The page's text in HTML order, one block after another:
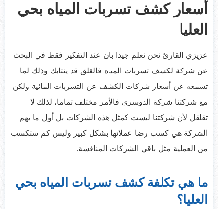
أسعار كشف تسربات المياه بحي
العليا
عزيزي القارئ نحن نعلم جيدا بان عند التفكير فقط في البحث
عن شركة لكشف تسربات المياه فالقلق قد ينتابك وذلك لما
تسمعه عن أسعار شركات الكشف عن التسربات المائية ولكن
مع شركتنا شركة الدوسري فالأمر مختلف تماما، لذلك لا
تقلقل لأن شركتنا ليست كمثل هذه الشركات بل أول ما يهم
الشركة هي كسب رضا عملائها بشكل كبير وليس كم ستكسب
من العملية مثل باقي الشركات المنافسة.
ما هي تكلفة كشف تسربات المياه بحي
العليا؟